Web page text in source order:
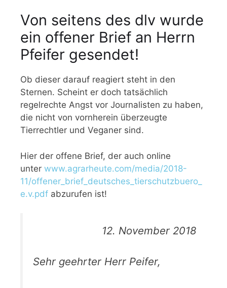
Von seitens des dlv wurde
ein offener Brief an Herrn
Pfeifer gesendet!
Ob dieser darauf reagiert steht in den
Sternen. Scheint er doch tatsächlich
regelrechte Angst vor Journalisten zu haben,
die nicht von vornherein überzeugte
Tierrechtler und Veganer sind.
Hier der offene Brief, der auch online
unter www.agrarheute.com/media/2018-
11/offener_brief_deutsches_tierschutzbuero_
e.v.pdf abzurufen ist!
12. November 2018
Sehr geehrter Herr Peifer,